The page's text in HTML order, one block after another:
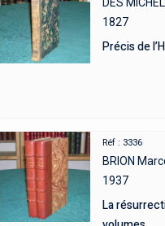
1827
Précis de
Réf : 3336
BRION
1937
La